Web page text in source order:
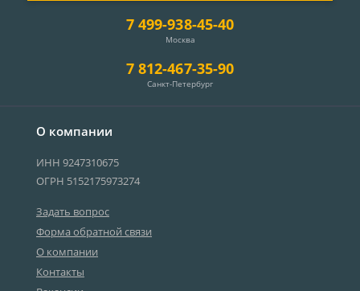
О компании
ИНН 9247310675
ОГРН 5152175973274
Задать вопрос
Форма обратной связи
О компании
Контакты
7 499-938-45-40
Москва
7 812-467-35-90
Санкт-Петербург